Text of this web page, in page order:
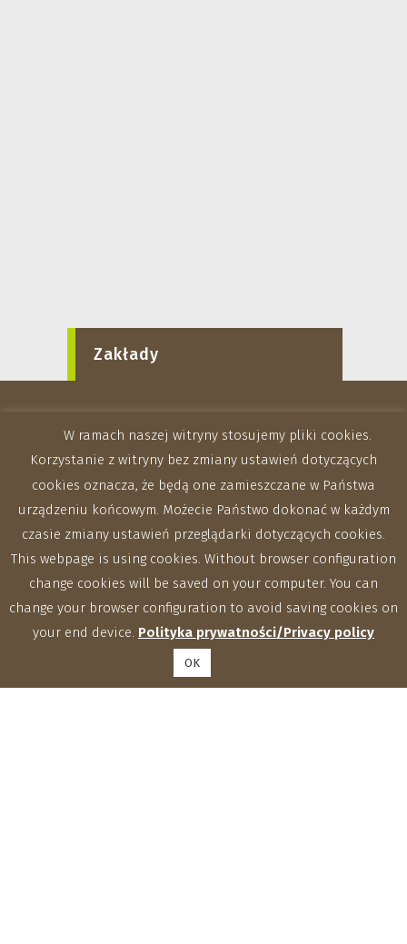
Zakłady
W ramach naszej witryny stosujemy pliki cookies.
Korzystanie z witryny bez zmiany ustawień dotyczących
cookies oznacza, że będą one zamieszczane w Państwa
urządzeniu końcowym. Możecie Państwo dokonać w każdym
czasie zmiany ustawień przeglądarki dotyczących cookies.
This webpage is using cookies. Without browser configuration
change cookies will be saved on your computer. You can
change your browser configuration to avoid saving cookies on
your end device. Polityka prywatności/Privacy policy
OK